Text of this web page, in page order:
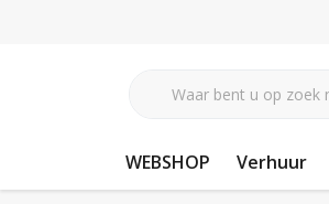
WEBSHOP Verhuur